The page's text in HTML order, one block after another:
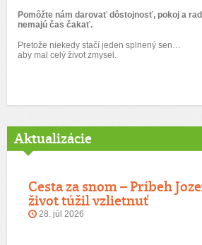
Pomôžte nám darovať dôstojnosť, pokoj a
nemajú čas čakať.
Pretože niekedy stačí jeden splnený sen…
aby mal celý život zmysel.
Aktualizácie
Cesta za snom – Príbeh
život túžil vzlietnuť
28. júl 2026